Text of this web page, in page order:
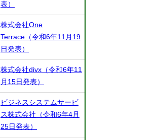
表）
株式会社One
Terrace（令和6年11月19
日発表）
株式会社divx（令和6年11
月15日発表）
ビジネスシステムサービ
ス株式会社（令和6年4月
25日発表）